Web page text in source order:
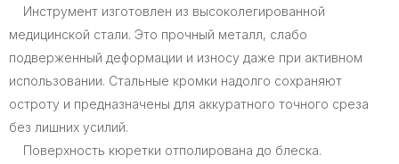
Инструмент изготовлен из высоколегированной
медицинской стали. Это прочный металл, слабо
подверженный деформации и износу даже при активном
использовании. Стальные кромки надолго сохраняют
остроту и предназначены для аккуратного точного среза
без лишних усилий.
Поверхность кюретки отполирована до блеска.